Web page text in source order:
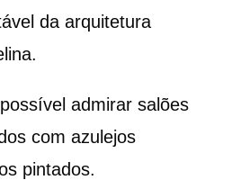
da arquitetura
admirar salões
com azulejos
pintados.